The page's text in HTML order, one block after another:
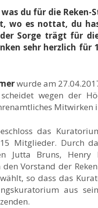
du für die
wo es nottat, du
Sorge trägt für
sehr herzlich
wurde am
wegen der
Mitwirken
das
Mitglieder. Durch
Jutta Bruns,
Vorstand der
so dass das
aus